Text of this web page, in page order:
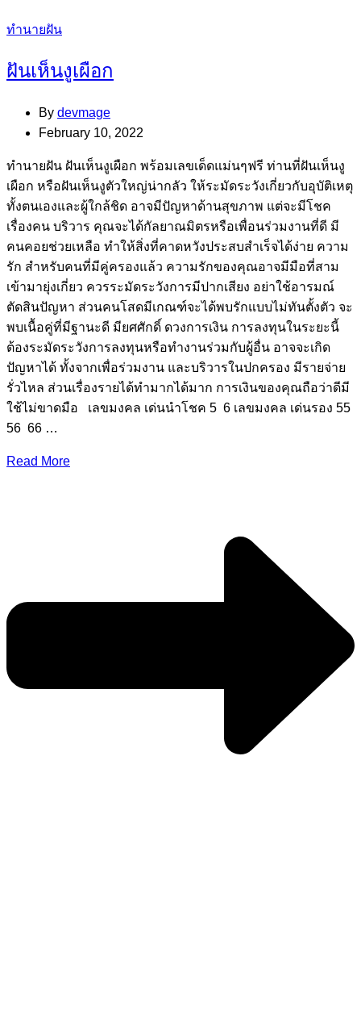
Categories
ทำนายฝัน
ฝันเห็นงูเผือก
By devmage
February 10, 2022
ทํานายฝัน ฝันเห็นงูเผือก พร้อมเลขเด็ดแม่นๆฟรี ท่านที่ฝันเห็นงู
เผือก หรือฝันเห็นงูตัวใหญ่น่ากลัว ให้ระมัดระวังเกี่ยวกับอุบัติเหตุ
ทั้งตนเองและผู้ใกล้ชิด อาจมีปัญหาด้านสุขภาพ แต่จะมีโชค
เรื่องคน บริวาร คุณจะได้กัลยาณมิตรหรือเพื่อนร่วมงานที่ดี มี
คนคอยช่วยเหลือ ทำให้สิ่งที่คาดหวังประสบสำเร็จได้ง่าย ความ
รัก สำหรับคนที่มีคู่ครองแล้ว ความรักของคุณอาจมีมือที่สาม
เข้ามายุ่งเกี่ยว ควรระมัดระวังการมีปากเสียง อย่าใช้อารมณ์
ตัดสินปัญหา ส่วนคนโสดมีเกณฑ์จะได้พบรักแบบไม่ทันตั้งตัว จะ
พบเนื้อคู่ที่มีฐานะดี มียศศักดิ์ ดวงการเงิน การลงทุนในระยะนี้
ต้องระมัดระวังการลงทุนหรือทำงานร่วมกับผู้อื่น อาจจะเกิด
ปัญหาได้ ทั้งจากเพื่อร่วมงาน และบริวารในปกครอง มีรายจ่าย
รั่วไหล ส่วนเรื่องรายได้ทำมากได้มาก การเงินของคุณถือว่าดีมี
ใช้ไม่ขาดมือ เลขมงคล เด่นนำโชค 5 6 เลขมงคล เด่นรอง 55
56 66 …
Read More